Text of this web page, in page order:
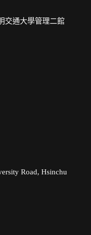
交通大學管理二館
Road, Hsinchu